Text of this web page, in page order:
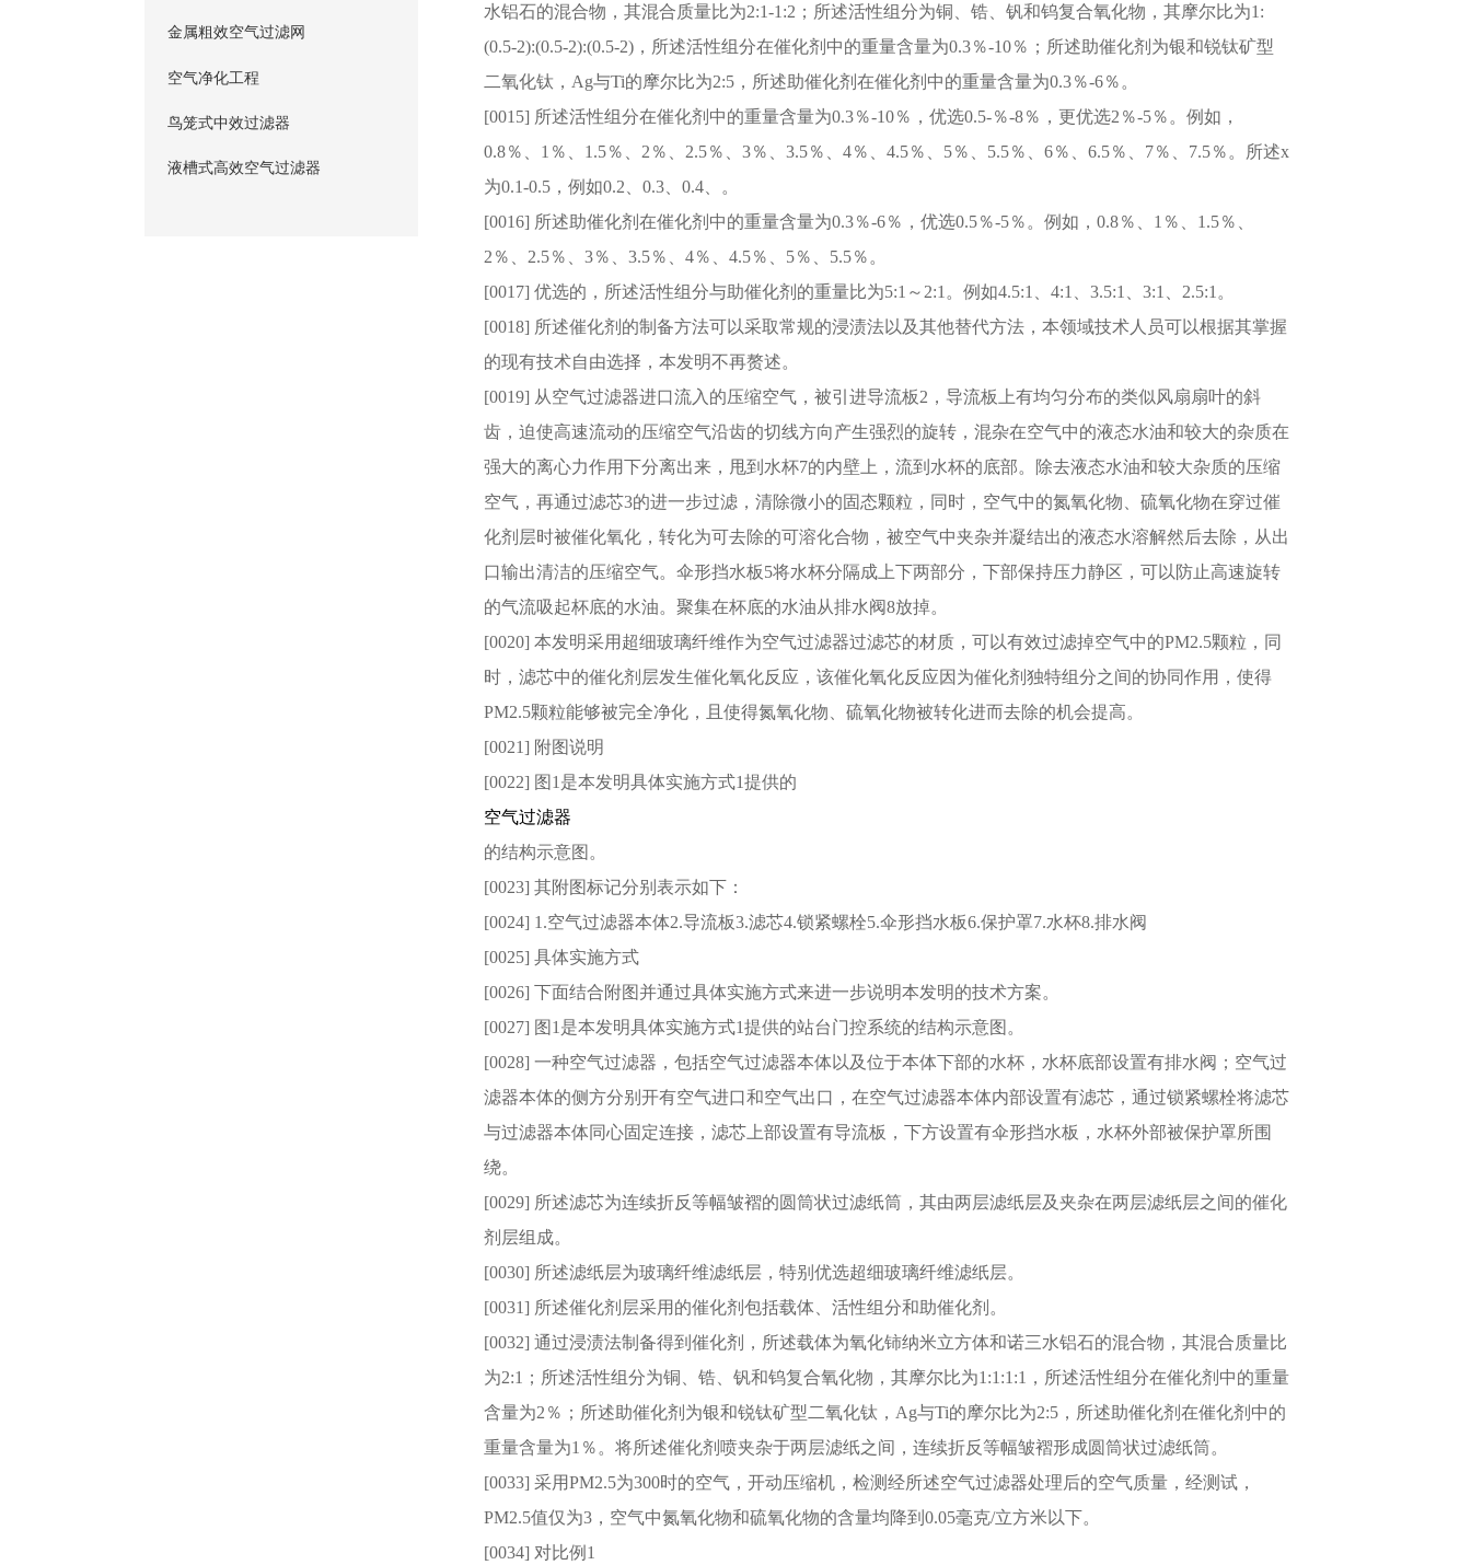
金属粗效空气过滤网
空气净化工程
鸟笼式中效过滤器
液槽式高效空气过滤器
水铝石的混合物，其混合质量比为2:1-1:2；所述活性组分为铜、锆、钒和钨复合氧化物，其摩尔比为1:
(0.5-2):(0.5-2):(0.5-2)，所述活性组分在催化剂中的重量含量为0.3％-10％；所述助催化剂为银和锐钛矿型
二氧化钛，Ag与Ti的摩尔比为2:5，所述助催化剂在催化剂中的重量含量为0.3％-6％。
[0015] 所述活性组分在催化剂中的重量含量为0.3％-10％，优选0.5-％-8％，更优选2％-5％。例如，
0.8％、1％、1.5％、2％、2.5％、3％、3.5％、4％、4.5％、5％、5.5％、6％、6.5％、7％、7.5％。所述x
为0.1-0.5，例如0.2、0.3、0.4、。
[0016] 所述助催化剂在催化剂中的重量含量为0.3％-6％，优选0.5％-5％。例如，0.8％、1％、1.5％、
2％、2.5％、3％、3.5％、4％、4.5％、5％、5.5％。
[0017] 优选的，所述活性组分与助催化剂的重量比为5:1～2:1。例如4.5:1、4:1、3.5:1、3:1、2.5:1。
[0018] 所述催化剂的制备方法可以采取常规的浸渍法以及其他替代方法，本领域技术人员可以根据其掌握
的现有技术自由选择，本发明不再赘述。
[0019] 从空气过滤器进口流入的压缩空气，被引进导流板2，导流板上有均匀分布的类似风扇扇叶的斜
齿，迫使高速流动的压缩空气沿齿的切线方向产生强烈的旋转，混杂在空气中的液态水油和较大的杂质在
强大的离心力作用下分离出来，甩到水杯7的内壁上，流到水杯的底部。除去液态水油和较大杂质的压缩
空气，再通过滤芯3的进一步过滤，清除微小的固态颗粒，同时，空气中的氮氧化物、硫氧化物在穿过催
化剂层时被催化氧化，转化为可去除的可溶化合物，被空气中夹杂并凝结出的液态水溶解然后去除，从出
口输出清洁的压缩空气。伞形挡水板5将水杯分隔成上下两部分，下部保持压力静区，可以防止高速旋转
的气流吸起杯底的水油。聚集在杯底的水油从排水阀8放掉。
[0020] 本发明采用超细玻璃纤维作为空气过滤器过滤芯的材质，可以有效过滤掉空气中的PM2.5颗粒，同
时，滤芯中的催化剂层发生催化氧化反应，该催化氧化反应因为催化剂独特组分之间的协同作用，使得
PM2.5颗粒能够被完全净化，且使得氮氧化物、硫氧化物被转化进而去除的机会提高。
[0021] 附图说明
[0022] 图1是本发明具体实施方式1提供的
空气过滤器
的结构示意图。
[0023] 其附图标记分别表示如下：
[0024] 1.空气过滤器本体2.导流板3.滤芯4.锁紧螺栓5.伞形挡水板6.保护罩7.水杯8.排水阀
[0025] 具体实施方式
[0026] 下面结合附图并通过具体实施方式来进一步说明本发明的技术方案。
[0027] 图1是本发明具体实施方式1提供的站台门控系统的结构示意图。
[0028] 一种空气过滤器，包括空气过滤器本体以及位于本体下部的水杯，水杯底部设置有排水阀；空气过
滤器本体的侧方分别开有空气进口和空气出口，在空气过滤器本体内部设置有滤芯，通过锁紧螺栓将滤芯
与过滤器本体同心固定连接，滤芯上部设置有导流板，下方设置有伞形挡水板，水杯外部被保护罩所围
绕。
[0029] 所述滤芯为连续折反等幅皱褶的圆筒状过滤纸筒，其由两层滤纸层及夹杂在两层滤纸层之间的催化
剂层组成。
[0030] 所述滤纸层为玻璃纤维滤纸层，特别优选超细玻璃纤维滤纸层。
[0031] 所述催化剂层采用的催化剂包括载体、活性组分和助催化剂。
[0032] 通过浸渍法制备得到催化剂，所述载体为氧化铈纳米立方体和诺三水铝石的混合物，其混合质量比
为2:1；所述活性组分为铜、锆、钒和钨复合氧化物，其摩尔比为1:1:1:1，所述活性组分在催化剂中的重量
含量为2％；所述助催化剂为银和锐钛矿型二氧化钛，Ag与Ti的摩尔比为2:5，所述助催化剂在催化剂中的
重量含量为1％。将所述催化剂喷夹杂于两层滤纸之间，连续折反等幅皱褶形成圆筒状过滤纸筒。
[0033] 采用PM2.5为300时的空气，开动压缩机，检测经所述空气过滤器处理后的空气质量，经测试，
PM2.5值仅为3，空气中氮氧化物和硫氧化物的含量均降到0.05毫克/立方米以下。
[0034] 对比例1